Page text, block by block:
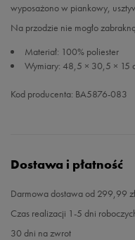
wyposażono w piankowy,
Na przodzie nie mogło
Materiał: 100% poliester
Wymiary: 48,5 × 30,5 × 15
Kod producenta: BA5876-083
Dostawa i płatność
Darmowa dostawa od 299,99 zł
Czas realizacji 1-5 dni
30 dni na zwrot